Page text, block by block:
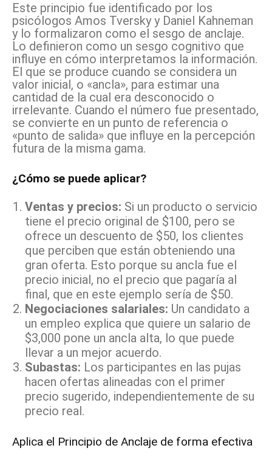
Este principio fue identificado por los
psicólogos Amos Tversky y Daniel Kahneman
y lo formalizaron como el sesgo de anclaje.
Lo definieron como un sesgo cognitivo que
influye en cómo interpretamos la información.
El que se produce cuando se considera un
valor inicial, o «ancla», para estimar una
cantidad de la cual era desconocido o
irrelevante. Cuando el número fue presentado,
se convierte en un punto de referencia o
«punto de salida» que influye en la percepción
futura de la misma gama.
¿Cómo se puede aplicar?
Ventas y precios: Si un producto o servicio
tiene el precio original de $100, pero se
ofrece un descuento de $50, los clientes
que perciben que están obteniendo una
gran oferta. Esto porque su ancla fue el
precio inicial, no el precio que pagaría al
final, que en este ejemplo sería de $50.
Negociaciones salariales: Un candidato a
un empleo explica que quiere un salario de
$3,000 pone un ancla alta, lo que puede
llevar a un mejor acuerdo.
Subastas: Los participantes en las pujas
hacen ofertas alineadas con el primer
precio sugerido, independientemente de su
precio real.
Aplica el Principio de Anclaje de forma efectiva